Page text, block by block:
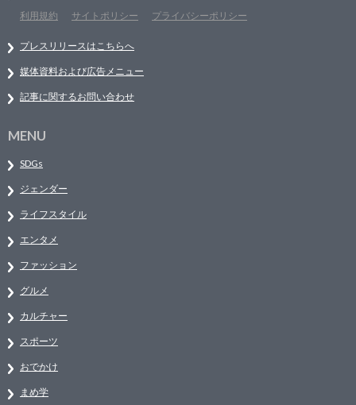
利用規約
サイトポリシー プライバシーポリシー
プレスリリースはこちらへ
媒体資料および広告メニュー
記事に関するお問い合わせ
MENU
SDGs
ジェンダー
ライフスタイル
エンタメ
ファッション
グルメ
カルチャー
スポーツ
おでかけ
まめ学